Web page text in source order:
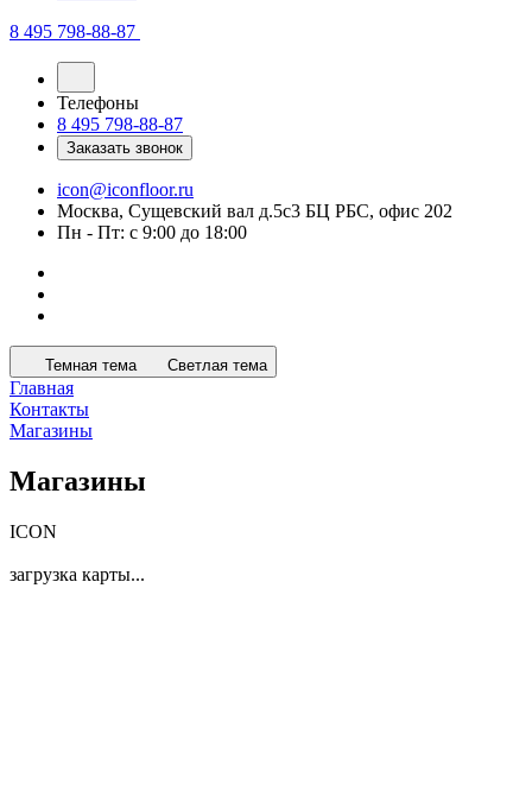
8 495 798-88-87
Телефоны
8 495 798-88-87
Заказать звонок
icon@iconfloor.ru
Москва, Сущевский вал д.5с3 БЦ РБС, офис 202
Пн - Пт: с 9:00 до 18:00
Темная тема Светлая тема
Главная
Контакты
Магазины
Магазины
ICON
загрузка карты...